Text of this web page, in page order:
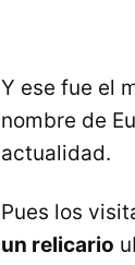
Y ese fue el
nombre de
actualidad.
Pues los
un relicario